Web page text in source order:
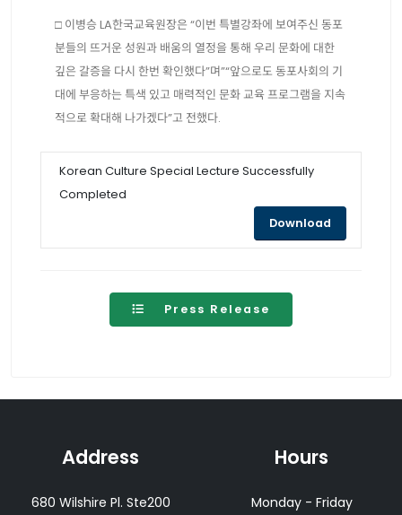
□ 이병승 LA한국교육원장은 “이번 특별강좌에 보여주신 동포
분들의 뜨거운 성원과 배움의 열정을 통해 우리 문화에 대한
깊은 갈증을 다시 한번 확인했다”며”“앞으로도 동포사회의 기
대에 부응하는 특색 있고 매력적인 문화 교육 프로그램을 지속
적으로 확대해 나가겠다”고 전했다.
Korean Culture Special Lecture Successfully
Completed
Download
Press Release
Address
680 Wilshire Pl. Ste200
Hours
Monday - Friday